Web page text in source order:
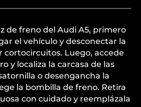
de freno del Audi A5, primero
el vehículo y desconectar la
cortocircuitos. Luego, accede
y localiza la carcasa de las
o desengancha la
la bombilla de freno. Retira
con cuidado y reemplázala